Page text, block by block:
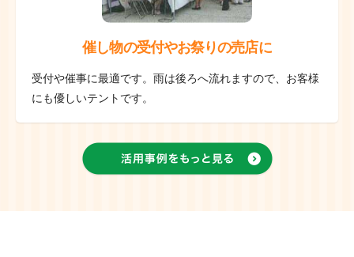
催し物の受付やお祭りの売店に
受付や催事に最適です。雨は後ろへ流れますので、お客様
にも優しいテントです。